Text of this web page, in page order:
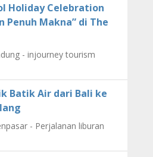
Holiday Celebration
Penuh Makna” di The
- injourney tourism
Batik Air dari Bali ke
- Perjalanan liburan